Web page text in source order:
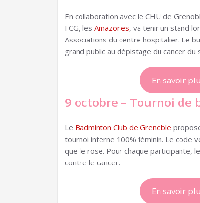
En collaboration avec le CHU de
FCG, les Amazones, va tenir un stand
Associations du centre hospitalier. Le
grand public au dépistage du cancer du
En savoir
9 octobre – Tournoi de
Le Badminton Club de Grenoble
tournoi interne 100% féminin. Le code
que le rose. Pour chaque participante,
contre le cancer.
En savoir